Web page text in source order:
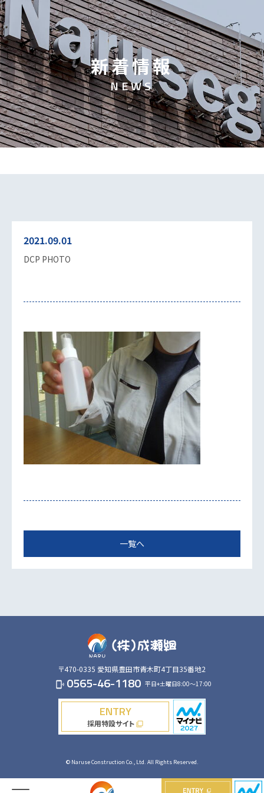
新着情報
NEWS
2021.09.01
DCP PHOTO
一覧へ
〒470-0335 愛知県豊田市青木町4丁目35番地2
phonelink_ring 0565-46-1180 平日+土曜日8:00～17:00
ENTRY
採用特設サイトfilter_none
© Naruse Construction Co., Ltd. All Rights Reserved.